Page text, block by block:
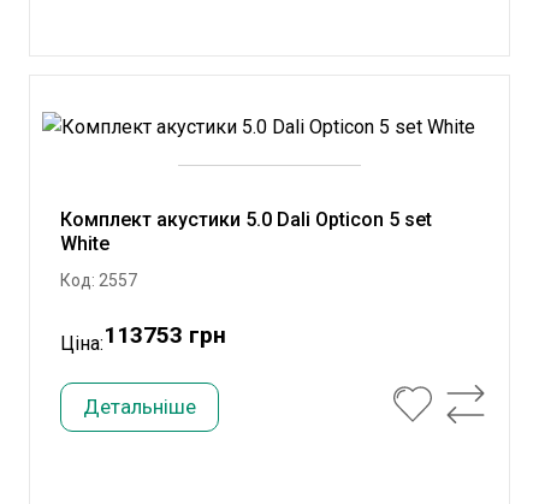
Комплект акустики 5.0 Dali Opticon 5 set
White
Код: 2557
Ціна:113753 грн
Детальніше